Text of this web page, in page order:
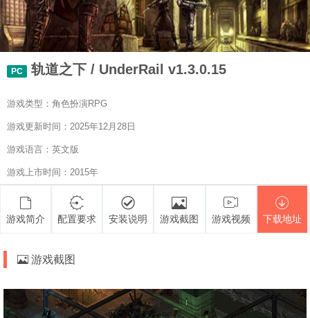
PC 轨道之下 / UnderRail v1.3.0.15
游戏类型：角色扮演RPG
游戏更新时间：2025年12月28日
游戏语言：英文版
游戏上市时间：2015年
游戏简介 配置要求 安装说明 游戏截图 游戏视频 下载地址
游戏截图